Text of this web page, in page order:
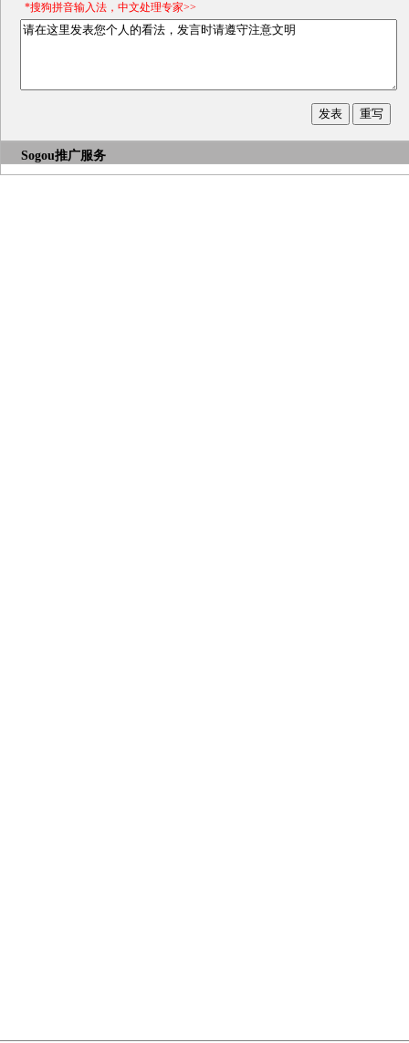
*搜狗拼音输入法，中文处理专家>>
Sogou推广服务